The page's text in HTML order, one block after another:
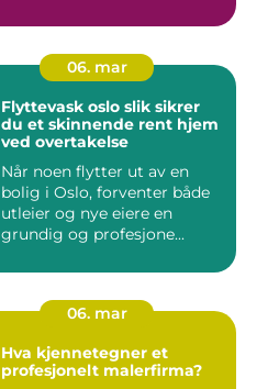
06. mar
Flyttevask oslo slik sikrer
du et skinnende rent hjem
ved overtakelse
Når noen flytter ut av en
bolig i Oslo, forventer både
utleier og nye eiere en
grundig og profesjone...
06. mar
Hva kjennetegner et
profesjonelt malerfirma?